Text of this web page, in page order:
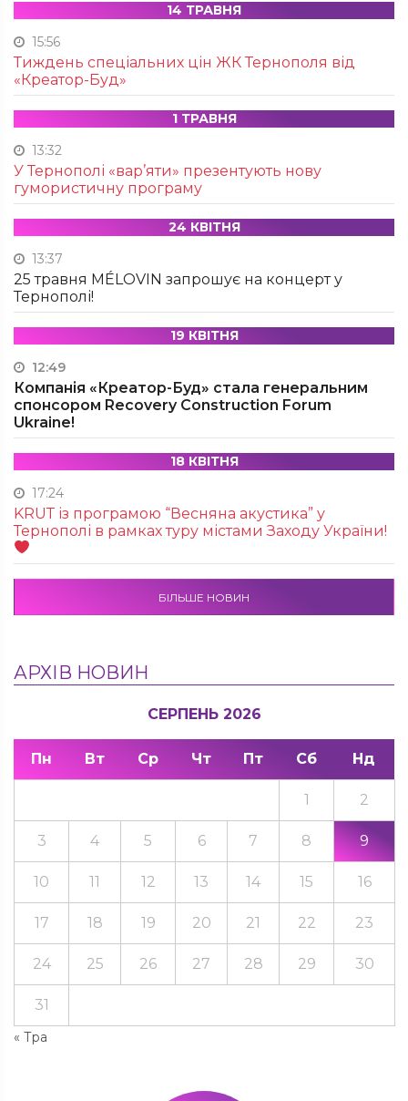
14 ТРАВНЯ
15:56
Тиждень спеціальних цін ЖК Тернополя від
«Креатор-Буд»
1 ТРАВНЯ
13:32
У Тернополі «вар’яти» презентують нову
гумористичну програму
24 КВІТНЯ
13:37
25 травня MÉLOVIN запрошує на концерт у
Тернополі!
19 КВІТНЯ
12:49
Компанія «Креатор-Буд» стала генеральним
спонсором Recovery Construction Forum
Ukraine!
18 КВІТНЯ
17:24
KRUТ із програмою “Весняна акустика” у
Тернополі в рамках туру містами Заходу України!
БІЛЬШЕ НОВИН
АРХІВ НОВИН
СЕРПЕНЬ 2026
Пн Вт Ср Чт Пт Сб Нд
« Тра
1 2
3 4 5 6 7 8 9
10 11 12 13 14 15 16
17 18 19 20 21 22 23
24 25 26 27 28 29 30
31